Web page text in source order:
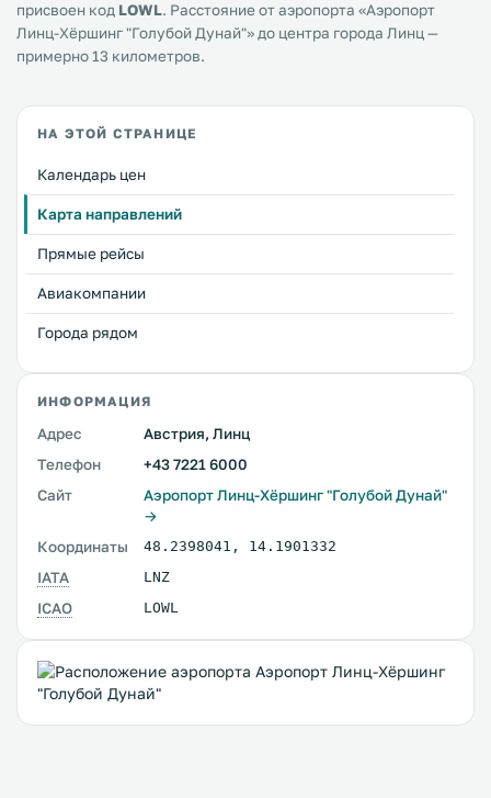
присвоен код LOWL. Расстояние от аэропорта «Аэропорт
Линц-Хёршинг "Голубой Дунай"» до центра города Линц —
примерно 13 километров.
НА ЭТОЙ СТРАНИЦЕ
Календарь цен
Карта направлений
Прямые рейсы
Авиакомпании
Города рядом
ИНФОРМАЦИЯ
Адрес
Австрия, Линц
Телефон
+43 7221 6000
Сайт
Аэропорт Линц-Хёршинг "Голубой Дунай"
→
Координаты
48.2398041 , 14.1901332
IATA LNZ
ICAO LOWL